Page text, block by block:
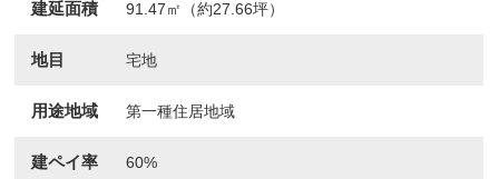
建延面積 91.47㎡（約27.66坪）
地目 宅地
用途地域 第一種住居地域
建ペイ率 60%